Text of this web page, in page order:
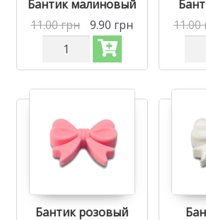
Бантик малиновый
11.00грн 9.90 грн
Количество
Силиконовая
бусинка,
для
зубов
Бантик
Малиновый
11.00
для
Бантик розовый